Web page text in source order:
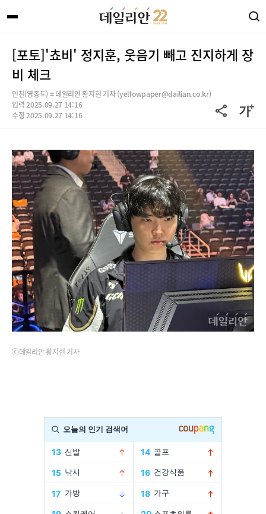
[포토]'쵸비' 정지훈, 웃음기 빼고 진지하게 장
비 체크
인천(영종도) = 데일리안 황지현 기자 (yellowpaper@dailian.co.kr)
입력 2025.09.27 14:16
수정 2025.09.27 14:16
ⓒ데일리안 황지현 기자